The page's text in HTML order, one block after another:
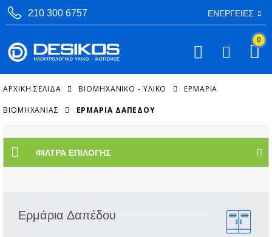
210 300 6757 ΕΝΈΡΓΕΙΕΣ
0
ΑΡΧΙΚΉ ΣΕΛΊΔΑ ΒΙΟΜΗΧΑΝΙΚΟ - ΥΛΙΚΟ ΕΡΜΆΡΙΑ
ΒΙΟΜΗΧΑΝΊΑΣ ΕΡΜΆΡΙΑ ΔΑΠΈΔΟΥ
ΦΊΛΤΡΑ ΕΠΙΛΟΓΉΣ
Ερμάρια Δαπέδου